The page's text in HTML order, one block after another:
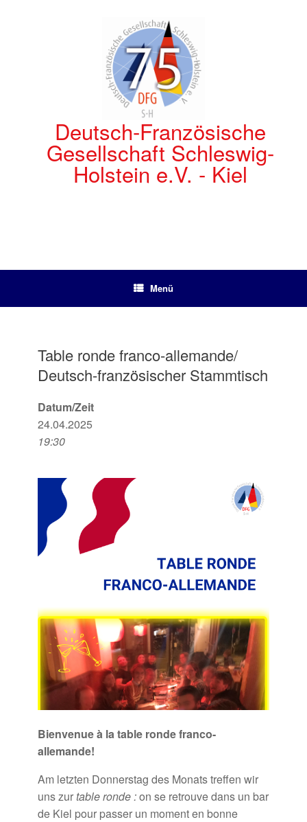
Deutsch-Französische
Gesellschaft Schleswig-
Holstein e.V. - Kiel
Menü
Table ronde franco-allemande/
Deutsch-französischer Stammtisch
Datum/Zeit
24.04.2025
19:30
Bienvenue à la table ronde franco-
allemande!
Am letzten Donnerstag des Monats treffen wir
uns zurtable ronde :on se retrouve dans un bar
de Kiel pour passer un moment en bonne